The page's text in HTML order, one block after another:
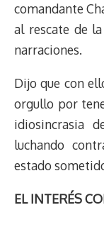
comandante
al rescate de
narraciones.
Dijo que con
orgullo por
idiosincrasia
luchando
estado
EL INTERÉS